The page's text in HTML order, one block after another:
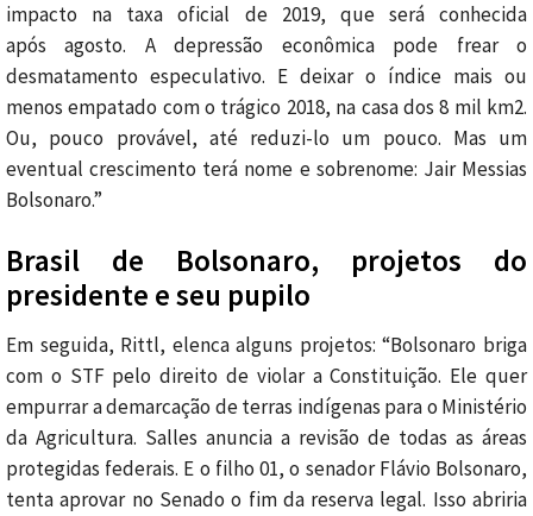
impacto na taxa oficial de 2019, que será conhecida
após agosto. A depressão econômica pode frear o
desmatamento especulativo. E deixar o índice mais ou
menos empatado com o trágico 2018, na casa dos 8 mil km2.
Ou, pouco provável, até reduzi-lo um pouco. Mas um
eventual crescimento terá nome e sobrenome: Jair Messias
Bolsonaro.”
Brasil de Bolsonaro, projetos do
presidente e seu pupilo
Em seguida, Rittl, elenca alguns projetos: “Bolsonaro briga
com o STF pelo direito de violar a Constituição. Ele quer
empurrar a demarcação de terras indígenas para o Ministério
da Agricultura. Salles anuncia a revisão de todas as áreas
protegidas federais. E o filho 01, o senador Flávio Bolsonaro,
tenta aprovar no Senado o fim da reserva legal. Isso abriria